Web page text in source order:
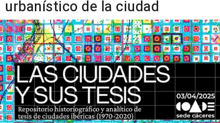
urbanístico de la ciudad